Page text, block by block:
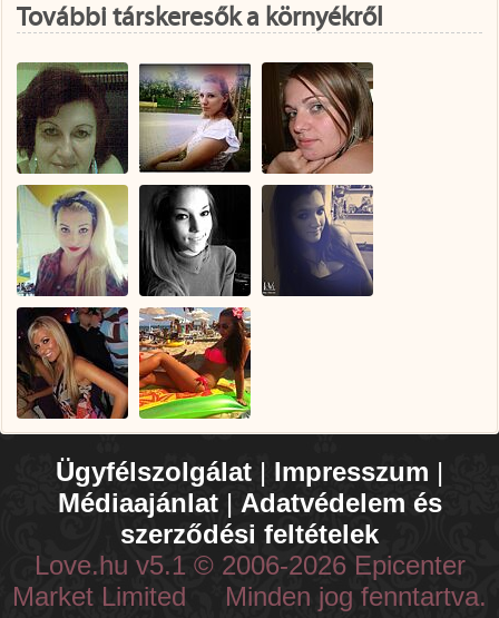
További társkeresők a környékről
Ügyfélszolgálat | Impresszum |
Médiaajánlat| Adatvédelem és
szerződési feltételek
Love.hu v5.1 © 2006-2026 Epicenter
Market Limited Minden jog fenntartva.